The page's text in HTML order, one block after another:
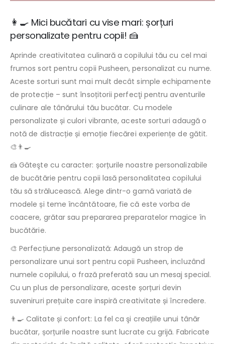
👩‍🍳 Mici bucătari cu vise mari: șorțuri
personalizate pentru copii! 🍰
Aprinde creativitatea culinară a copilului tău cu cel mai
frumos sort pentru copii Pusheen, personalizat cu nume.
Aceste sorturi sunt mai mult decât simple echipamente
de protecție – sunt însoțitorii perfecţi pentru aventurile
culinare ale tânărului tău bucătar. Cu modele
personalizate și culori vibrante, aceste sorturi adaugă o
notă de distracție și emoție fiecărei experiențe de gătit.
🎨👨‍🍳
🍰 Găteşte cu caracter: șorțurile noastre personalizabile
de bucătărie pentru copii lasă personalitatea copilului
tău să strălucească. Alege dintr-o gamă variată de
modele și teme încântătoare, fie că este vorba de
coacere, grătar sau prepararea preparatelor magice în
bucătărie.
🎨 Perfecțiune personalizată: Adaugă un strop de
personalizare unui sort pentru copii Pusheen, incluzând
numele copilului, o frază preferată sau un mesaj special.
Cu un plus de personalizare, aceste șorțuri devin
suveniruri prețuite care inspiră creativitate și încredere.
👨‍🍳 Calitate și confort: La fel ca şi creațiile unui tânăr
bucătar, șorțurile noastre sunt lucrate cu grijă. Fabricate